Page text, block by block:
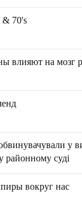
& 70's
влияют на мозг
у
районному суді
вокруг нас